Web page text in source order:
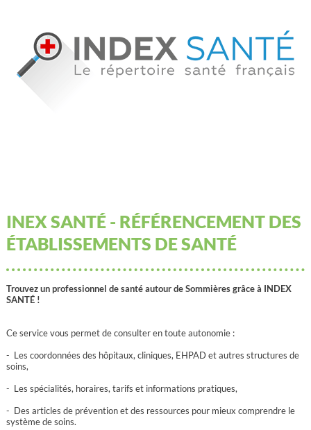
INEX SANTÉ - RÉFÉRENCEMENT DES
ÉTABLISSEMENTS DE SANTÉ
Trouvez un professionnel de santé autour de Sommières grâce à INDEX
SANTÉ !
Ce service vous permet de consulter en toute autonomie :
- Les coordonnées des hôpitaux, cliniques, EHPAD et autres structures de
soins,
- Les spécialités, horaires, tarifs et informations pratiques,
- Des articles de prévention et des ressources pour mieux comprendre le
système de soins.